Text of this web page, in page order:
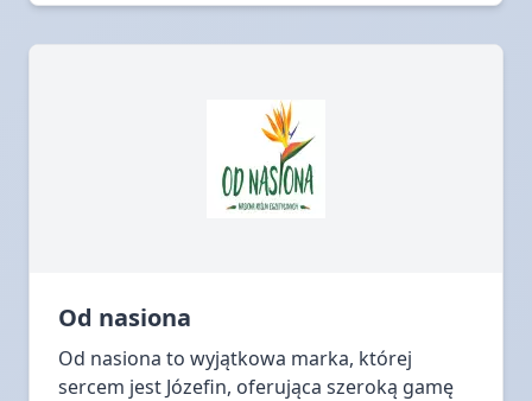
Od nasiona
Od nasiona to wyjątkowa marka, której
sercem jest Józefin, oferująca szeroką gamę